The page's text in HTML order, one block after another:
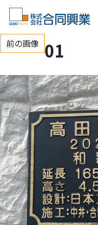
前の画像 01